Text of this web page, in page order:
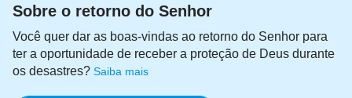
Sobre o retorno do Senhor
Você quer dar as boas-vindas ao retorno do Senhor para
ter a oportunidade de receber a proteção de Deus durante
os desastres? Saiba mais